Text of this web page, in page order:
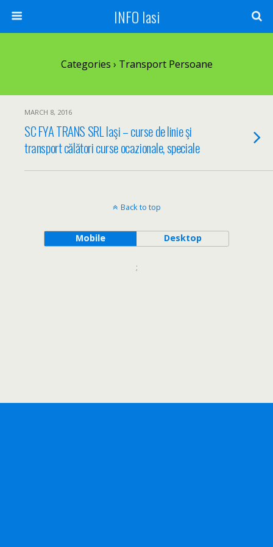
INFO Iasi
Categories › Transport Persoane
MARCH 8, 2016
SC FYA TRANS SRL Iaşi – curse de linie şi
transport călători curse ocazionale, speciale
Back to top
Mobile Desktop
;